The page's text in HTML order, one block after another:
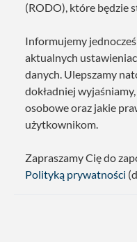
(RODO), które będzie
Informujemy
aktualnych
danych. Ulepszamy
dokładniej
osobowe oraz jakie
użytkownikom.
Zapraszamy Cię do
Polityką prywatności